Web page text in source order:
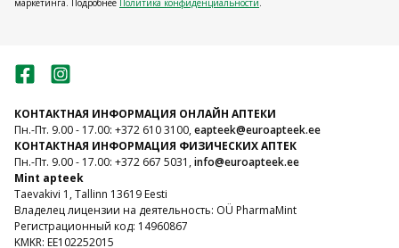
BioNike päikesekaitse tundlikule
nahale
BioNike päikesekaitse sari Defence Sun pakub laia
spektriga kaitset UVA- ja UVB-kiirte eest ning on
spetsiaalselt loodud tundliku naha kaitseks. Tooted on
kergesti talutavad, allergiavabad ja sobivad
маркетинга. Подробнее Политика конфиденциальности.
КОНТАКТНАЯ ИНФОРМАЦИЯ ОНЛАЙН АПТЕКИ
Пн.-Пт. 9.00 - 17.00: +372 610 3100,eapteek@euroapteek.ee
КОНТАКТНАЯ ИНФОРМАЦИЯ ФИЗИЧЕСКИХ АПТЕК
Пн.-Пт. 9.00 - 17.00: +372 667 5031,info@euroapteek.ee
Mint apteek
Taevakivi 1, Tallinn 13619 Eesti
Владелец лицензии на деятельность: OÜ PharmaMint
Регистрационный код: 14960867
KMKR: EE102252015